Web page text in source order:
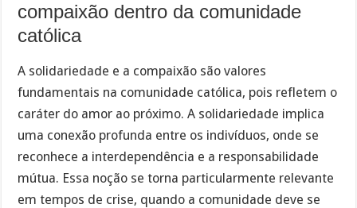
compaixão dentro da comunidade
católica
A solidariedade e a compaixão são valores
fundamentais na comunidade católica, pois refletem o
caráter do amor ao próximo. A solidariedade implica
uma conexão profunda entre os indivíduos, onde se
reconhece a interdependência e a responsabilidade
mútua. Essa noção se torna particularmente relevante
em tempos de crise, quando a comunidade deve se